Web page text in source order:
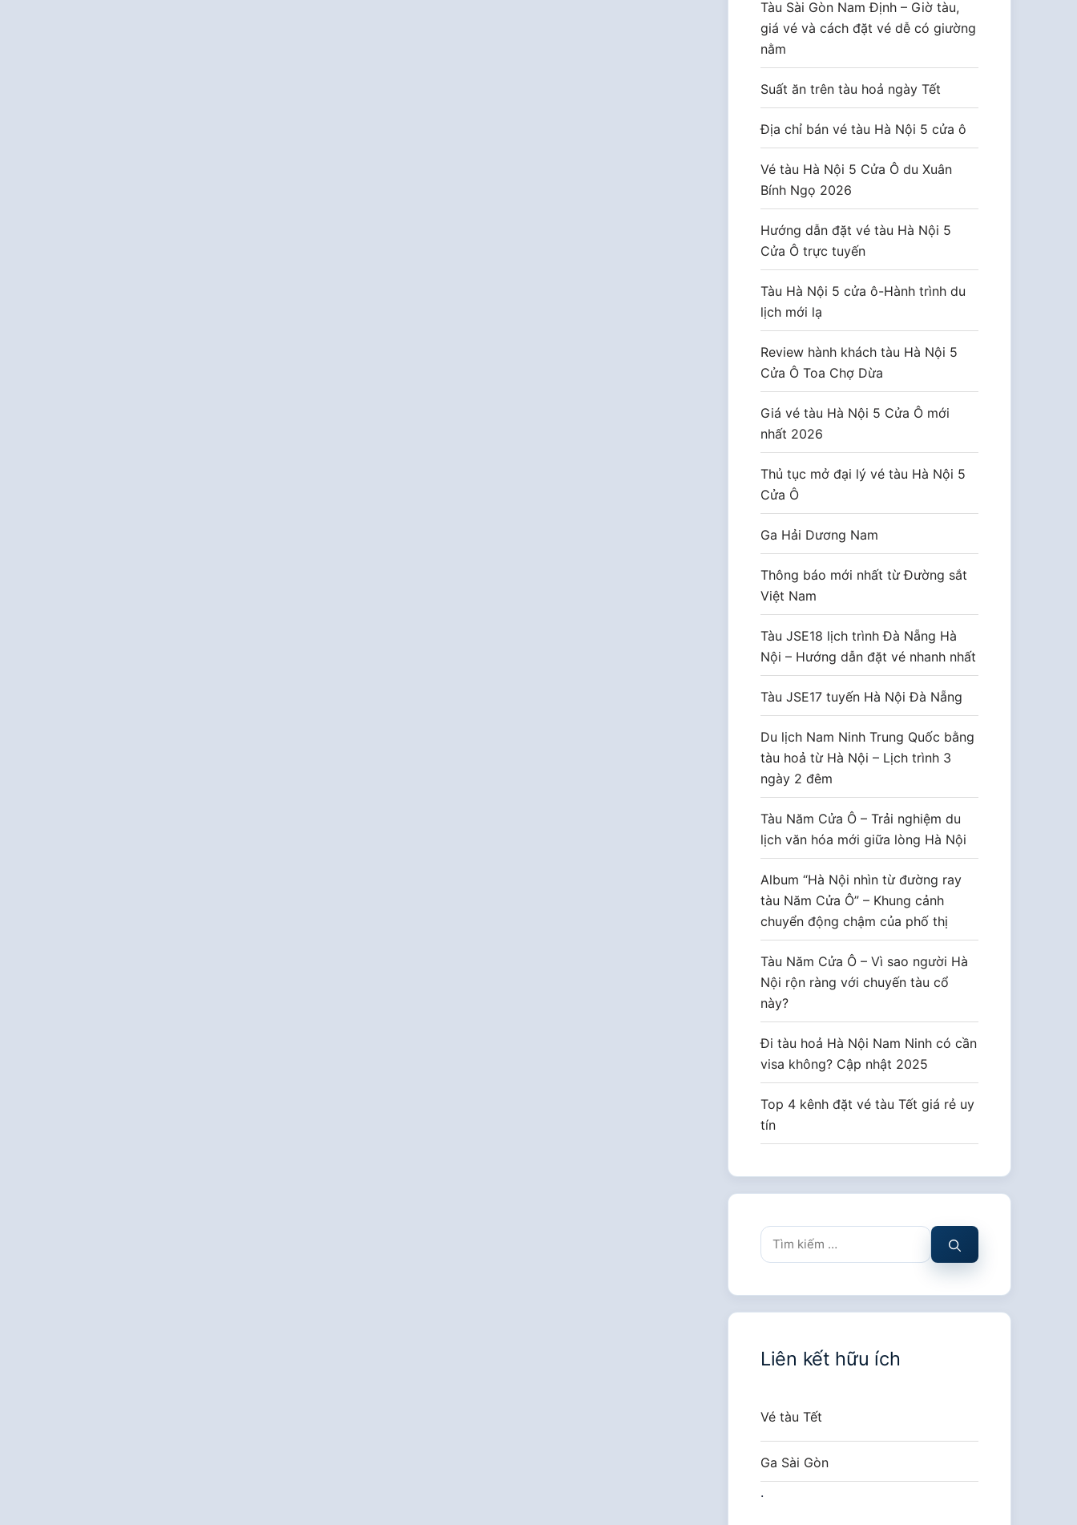
Tàu Sài Gòn Nam Định – Giờ tàu,
giá vé và cách đặt vé dễ có giường
nằm
Suất ăn trên tàu hoả ngày Tết
Địa chỉ bán vé tàu Hà Nội 5 cửa ô
Vé tàu Hà Nội 5 Cửa Ô du Xuân
Bính Ngọ 2026
Hướng dẫn đặt vé tàu Hà Nội 5
Cửa Ô trực tuyến
Tàu Hà Nội 5 cửa ô-Hành trình du
lịch mới lạ
Review hành khách tàu Hà Nội 5
Cửa Ô Toa Chợ Dừa
Giá vé tàu Hà Nội 5 Cửa Ô mới
nhất 2026
Thủ tục mở đại lý vé tàu Hà Nội 5
Cửa Ô
Ga Hải Dương Nam
Thông báo mới nhất từ Đường sắt
Việt Nam
Tàu JSE18 lịch trình Đà Nẵng Hà
Nội – Hướng dẫn đặt vé nhanh nhất
Tàu JSE17 tuyến Hà Nội Đà Nẵng
Du lịch Nam Ninh Trung Quốc bằng
tàu hoả từ Hà Nội – Lịch trình 3
ngày 2 đêm
Tàu Năm Cửa Ô – Trải nghiệm du
lịch văn hóa mới giữa lòng Hà Nội
Album “Hà Nội nhìn từ đường ray
tàu Năm Cửa Ô” – Khung cảnh
chuyển động chậm của phố thị
Tàu Năm Cửa Ô – Vì sao người Hà
Nội rộn ràng với chuyến tàu cổ
này?
Đi tàu hoả Hà Nội Nam Ninh có cần
visa không? Cập nhật 2025
Top 4 kênh đặt vé tàu Tết giá rẻ uy
tín
Tìm
kiếm
Liên kết hữu ích
Vé tàu Tết
Ga Sài Gòn
.